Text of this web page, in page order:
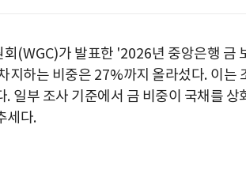
(WGC)가 발표한 '2026년 중앙은행 금
지하는 비중은 27%까지 올라섰다. 이는
. 일부 조사 기준에서 금 비중이 국채를 상
세다.